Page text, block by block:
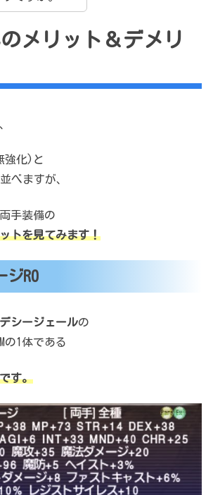
メリット＆デメリ
強化)と
べますが、
手装備の
トを見てみます！
ジR0
シージェールの
の1体である
す。